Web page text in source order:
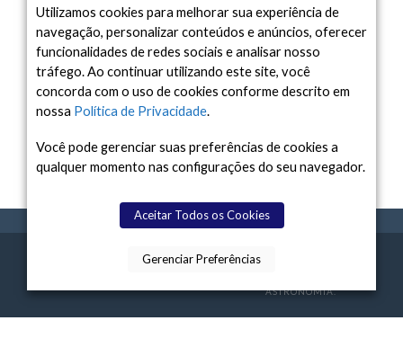
Arquivo
Arquivo
TERMOS CONTATO SPACE TODAY
ASTRONOMIA.
Utilizamos cookies para melhorar sua experiência de
navegação, personalizar conteúdos e anúncios, oferecer
funcionalidades de redes sociais e analisar nosso
tráfego. Ao continuar utilizando este site, você
concorda com o uso de cookies conforme descrito em
nossa Política de Privacidade.
Você pode gerenciar suas preferências de cookies a
qualquer momento nas configurações do seu navegador.
Aceitar Todos os Cookies
Gerenciar Preferências